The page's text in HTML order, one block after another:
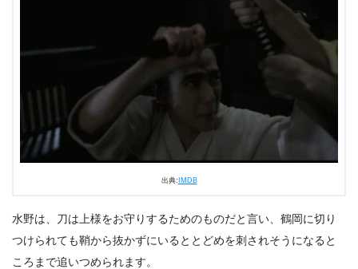
出典: IMDB
水野は、刀は上様をお守りするためのものだと言い、鶴岡に切り
つけられても鞘から抜かずにいるととどめを刺されそうになると
ころまで追いつめられます。